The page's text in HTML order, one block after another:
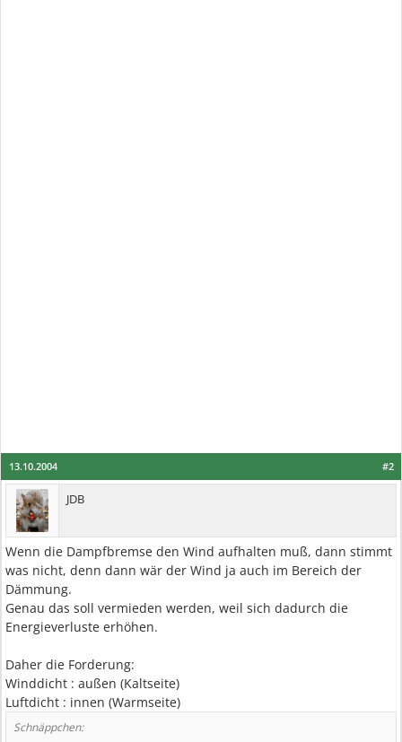
#2
13.10.2004
JDB
Wenn die Dampfbremse den Wind aufhalten muß, dann stimmt
was nicht, denn dann wär der Wind ja auch im Bereich der
Dämmung.
Genau das soll vermieden werden, weil sich dadurch die
Energieverluste erhöhen.
Daher die Forderung:
Winddicht : außen (Kaltseite)
Luftdicht : innen (Warmseite)
Schnäppchen: